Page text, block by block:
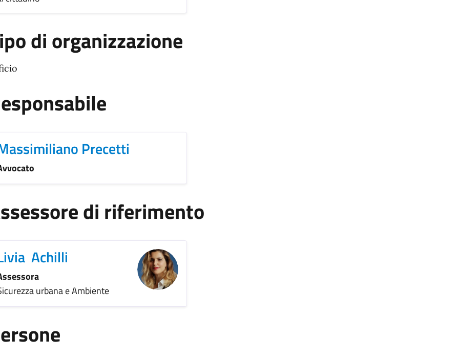
di organizzazione
Precetti
di riferimento
Achilli
urbana e Ambiente